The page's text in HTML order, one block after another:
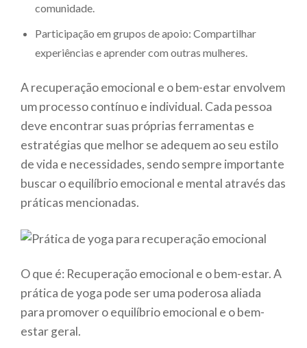
comunidade.
Participação em grupos de apoio: Compartilhar
experiências e aprender com outras mulheres.
A recuperação emocional e o bem-estar envolvem
um processo contínuo e individual. Cada pessoa
deve encontrar suas próprias ferramentas e
estratégias que melhor se adequem ao seu estilo
de vida e necessidades, sendo sempre importante
buscar o equilíbrio emocional e mental através das
práticas mencionadas.
O que é: Recuperação emocional e o bem-estar. A
prática de yoga pode ser uma poderosa aliada
para promover o equilíbrio emocional e o bem-
estar geral.